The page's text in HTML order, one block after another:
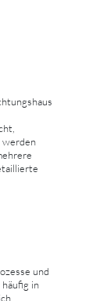
werden
und
in